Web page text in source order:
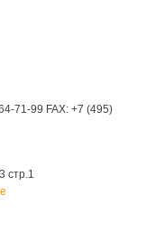
71-99 FAX: +7 (495)
стр.1